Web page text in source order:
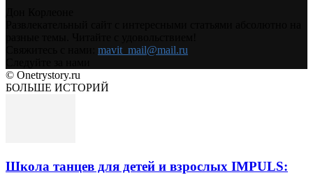
mavit_mail@mail.ru
© Onetrystory.ru
БОЛЬШЕ ИСТОРИЙ
Школа танцев для детей и взрослых IMPULS: